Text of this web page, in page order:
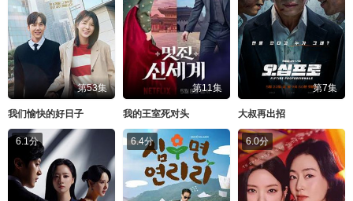
第53集
我们愉快的好日子
第11集
我的王室死对头
第7集
大叔再出招
6.1分 6.4分 6.0分